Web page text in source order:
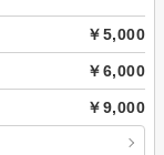
￥5,000
￥6,000
￥9,000